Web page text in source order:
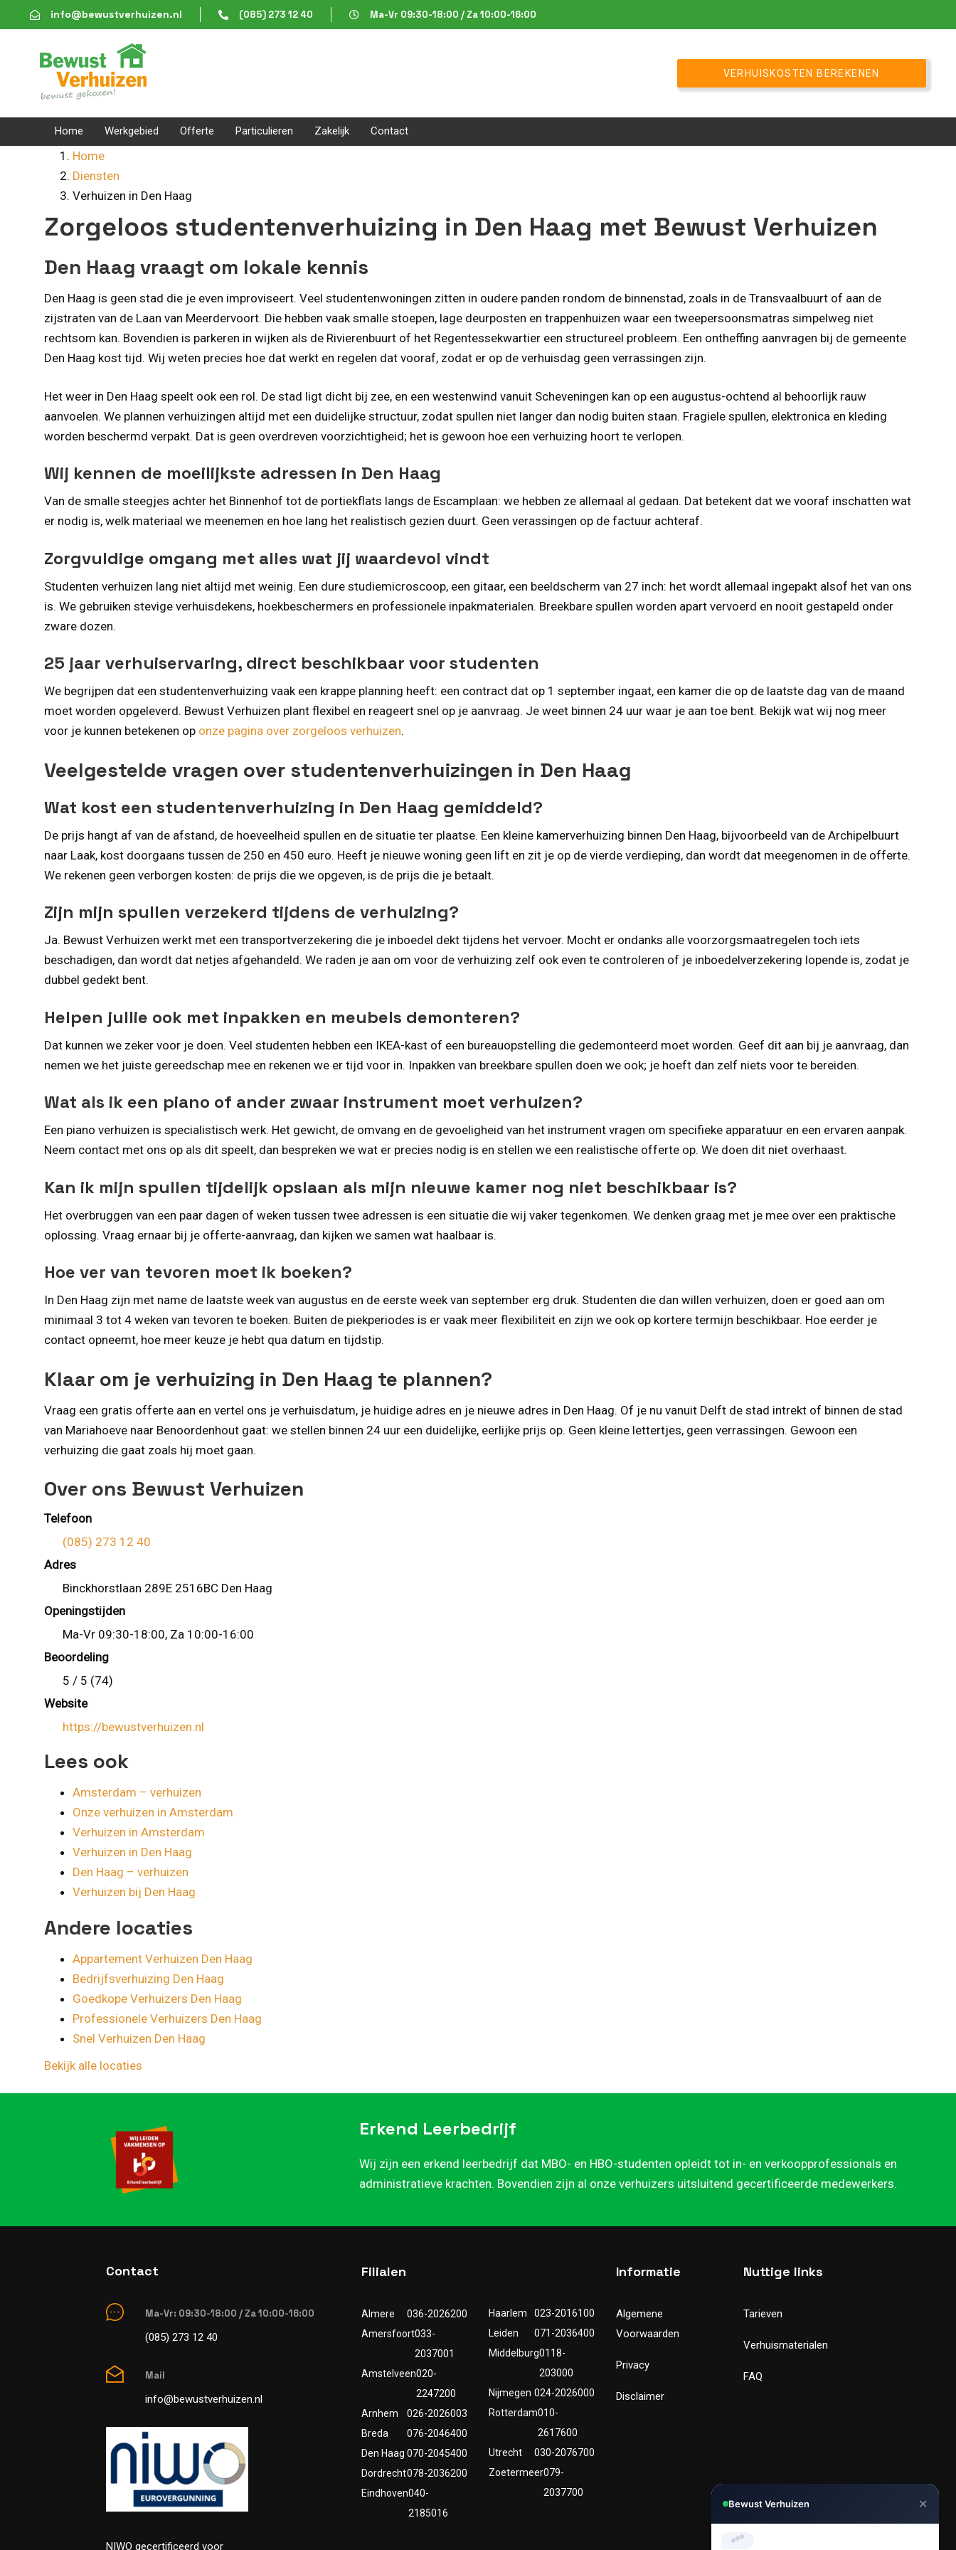
links
to
content
info@bewustverhuizen.nl (085) 273 12 40 Ma-Vr 09:30-18:00 / Za 10:00-16:00
VERHUISKOSTEN BEREKENEN
Home Werkgebied Offerte Particulieren Zakelijk Contact
Home
Diensten
Verhuizen in Den Haag
Zorgeloos studentenverhuizing in Den Haag met Bewust Verhuizen
Den Haag vraagt om lokale kennis
Den Haag is geen stad die je even improviseert. Veel studentenwoningen zitten in oudere panden rondom de binnenstad, zoals in de Transvaalbuurt of aan de
zijstraten van de Laan van Meerdervoort. Die hebben vaak smalle stoepen, lage deurposten en trappenhuizen waar een tweepersoonsmatras simpelweg niet
rechtsom kan. Bovendien is parkeren in wijken als de Rivierenbuurt of het Regentessekwartier een structureel probleem. Een ontheffing aanvragen bij de gemeente
Den Haag kost tijd. Wij weten precies hoe dat werkt en regelen dat vooraf, zodat er op de verhuisdag geen verrassingen zijn.
Het weer in Den Haag speelt ook een rol. De stad ligt dicht bij zee, en een westenwind vanuit Scheveningen kan op een augustus-ochtend al behoorlijk rauw
aanvoelen. We plannen verhuizingen altijd met een duidelijke structuur, zodat spullen niet langer dan nodig buiten staan. Fragiele spullen, elektronica en kleding
worden beschermd verpakt. Dat is geen overdreven voorzichtigheid; het is gewoon hoe een verhuizing hoort te verlopen.
Wij kennen de moeilijkste adressen in Den Haag
Van de smalle steegjes achter het Binnenhof tot de portiekflats langs de Escamplaan: we hebben ze allemaal al gedaan. Dat betekent dat we vooraf inschatten wat
er nodig is, welk materiaal we meenemen en hoe lang het realistisch gezien duurt. Geen verassingen op de factuur achteraf.
Zorgvuldige omgang met alles wat jij waardevol vindt
Studenten verhuizen lang niet altijd met weinig. Een dure studiemicroscoop, een gitaar, een beeldscherm van 27 inch: het wordt allemaal ingepakt alsof het van ons
is. We gebruiken stevige verhuisdekens, hoekbeschermers en professionele inpakmaterialen. Breekbare spullen worden apart vervoerd en nooit gestapeld onder
zware dozen.
25 jaar verhuiservaring, direct beschikbaar voor studenten
We begrijpen dat een studentenverhuizing vaak een krappe planning heeft: een contract dat op 1 september ingaat, een kamer die op de laatste dag van de maand
moet worden opgeleverd. Bewust Verhuizen plant flexibel en reageert snel op je aanvraag. Je weet binnen 24 uur waar je aan toe bent. Bekijk wat wij nog meer
voor je kunnen betekenen op onze pagina over zorgeloos verhuizen.
Veelgestelde vragen over studentenverhuizingen in Den Haag
Wat kost een studentenverhuizing in Den Haag gemiddeld?
De prijs hangt af van de afstand, de hoeveelheid spullen en de situatie ter plaatse. Een kleine kamerverhuizing binnen Den Haag, bijvoorbeeld van de Archipelbuurt
naar Laak, kost doorgaans tussen de 250 en 450 euro. Heeft je nieuwe woning geen lift en zit je op de vierde verdieping, dan wordt dat meegenomen in de offerte.
We rekenen geen verborgen kosten: de prijs die we opgeven, is de prijs die je betaalt.
Zijn mijn spullen verzekerd tijdens de verhuizing?
Ja. Bewust Verhuizen werkt met een transportverzekering die je inboedel dekt tijdens het vervoer. Mocht er ondanks alle voorzorgsmaatregelen toch iets
beschadigen, dan wordt dat netjes afgehandeld. We raden je aan om voor de verhuizing zelf ook even te controleren of je inboedelverzekering lopende is, zodat je
dubbel gedekt bent.
Helpen jullie ook met inpakken en meubels demonteren?
Dat kunnen we zeker voor je doen. Veel studenten hebben een IKEA-kast of een bureauopstelling die gedemonteerd moet worden. Geef dit aan bij je aanvraag, dan
nemen we het juiste gereedschap mee en rekenen we er tijd voor in. Inpakken van breekbare spullen doen we ook; je hoeft dan zelf niets voor te bereiden.
Wat als ik een piano of ander zwaar instrument moet verhuizen?
Een piano verhuizen is specialistisch werk. Het gewicht, de omvang en de gevoeligheid van het instrument vragen om specifieke apparatuur en een ervaren aanpak.
Neem contact met ons op als dit speelt, dan bespreken we wat er precies nodig is en stellen we een realistische offerte op. We doen dit niet overhaast.
Kan ik mijn spullen tijdelijk opslaan als mijn nieuwe kamer nog niet beschikbaar is?
Het overbruggen van een paar dagen of weken tussen twee adressen is een situatie die wij vaker tegenkomen. We denken graag met je mee over een praktische
oplossing. Vraag ernaar bij je offerte-aanvraag, dan kijken we samen wat haalbaar is.
Hoe ver van tevoren moet ik boeken?
In Den Haag zijn met name de laatste week van augustus en de eerste week van september erg druk. Studenten die dan willen verhuizen, doen er goed aan om
minimaal 3 tot 4 weken van tevoren te boeken. Buiten de piekperiodes is er vaak meer flexibiliteit en zijn we ook op kortere termijn beschikbaar. Hoe eerder je
contact opneemt, hoe meer keuze je hebt qua datum en tijdstip.
Klaar om je verhuizing in Den Haag te plannen?
Vraag een gratis offerte aan en vertel ons je verhuisdatum, je huidige adres en je nieuwe adres in Den Haag. Of je nu vanuit Delft de stad intrekt of binnen de stad
van Mariahoeve naar Benoordenhout gaat: we stellen binnen 24 uur een duidelijke, eerlijke prijs op. Geen kleine lettertjes, geen verrassingen. Gewoon een
verhuizing die gaat zoals hij moet gaan.
Over ons Bewust Verhuizen
Telefoon
(085) 273 12 40
Adres
Binckhorstlaan 289E 2516BC Den Haag
Openingstijden
Ma-Vr 09:30-18:00, Za 10:00-16:00
Beoordeling
5 / 5 (74)
Website
https://bewustverhuizen.nl
Lees ook
Amsterdam – verhuizen
Onze verhuizen in Amsterdam
Verhuizen in Amsterdam
Verhuizen in Den Haag
Den Haag – verhuizen
Verhuizen bij Den Haag
Andere locaties
Appartement Verhuizen Den Haag
Bedrijfsverhuizing Den Haag
Goedkope Verhuizers Den Haag
Professionele Verhuizers Den Haag
Snel Verhuizen Den Haag
Bekijk alle locaties
Erkend Leerbedrijf
Wij zijn een erkend leerbedrijf dat MBO- en HBO-studenten opleidt tot in- en verkoopprofessionals en
administratieve krachten. Bovendien zijn al onze verhuizers uitsluitend gecertificeerde medewerkers.
Contact
Ma-Vr: 09:30-18:00 / Za 10:00-16:00
(085) 273 12 40
Mail
info@bewustverhuizen.nl
NIWO gecertificeerd voor
Filialen
Almere
036-2026200
Amersfoort033-
2037001
Amstelveen020-
2247200
Arnhem
026-2026003
Breda
076-2046400
Den Haag 070-2045400
Dordrecht078-2036200
Eindhoven040-
2185016
Haarlem
023-2016100
Leiden
071-2036400
Middelburg0118-
203000
Nijmegen 024-2026000
Rotterdam010-
2617600
Utrecht
030-2076700
Zoetermeer079-
2037700
Informatie
Algemene
Voorwaarden
Privacy
Disclaimer
Nuttige links
Tarieven
Verhuismaterialen
FAQ
✕
Hi, Kunnen we je helpen met
verhuizen?